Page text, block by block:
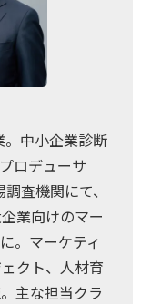
中小企業診断
ロデューサ
査機関にて、
業向けのマー
。マーケティ
クト、人材育
主な担当クラ